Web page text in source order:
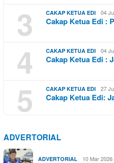
3 CAKAP KETUA EDI 04
Cakap Ketua Edi :
4 CAKAP KETUA EDI 04
Cakap Ketua Edi :
5 CAKAP KETUA EDI 27
Cakap Ketua Edi:
ADVERTORIAL
ADVERTORIAL 10 Mar